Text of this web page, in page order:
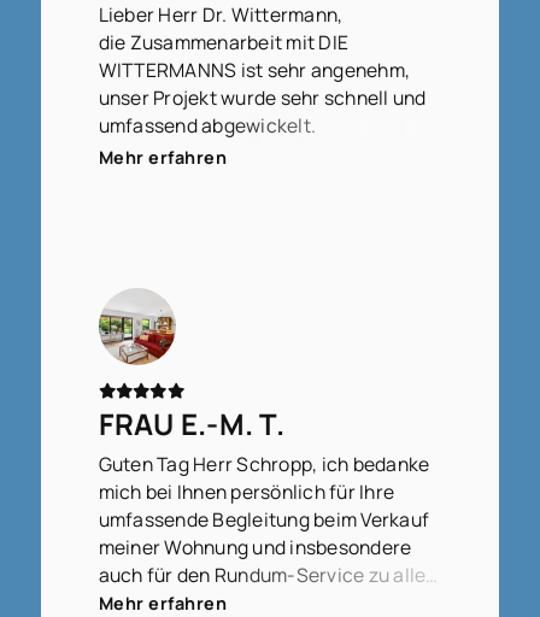
Lieber Herr Dr. Wittermann,
die Zusammenarbeit mit DIE
WITTERMANNS ist sehr angenehm,
unser Projekt wurde sehr schnell und
umfassend abgewickelt.
Wir fühlen uns sehr gut betreut.
Mehr erfahren
FRAU E.-M. T.
Guten Tag Herr Schropp, ich bedanke
mich bei Ihnen persönlich für Ihre
umfassende Begleitung beim Verkauf
meiner Wohnung und insbesondere
auch für den Rundum-Service zu allen
Fragen, die zwischendurch
Mehr erfahren